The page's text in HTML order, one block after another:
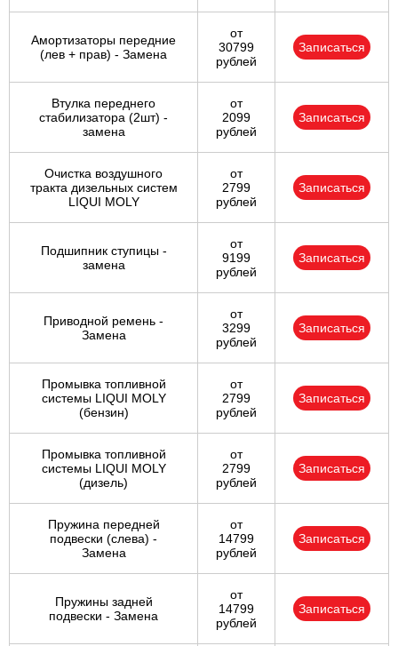
Амортизаторы передние
(лев + прав) - Замена
от
30799
рублей
Записаться
Втулка переднего
стабилизатора (2шт) -
замена
от
2099
рублей
Записаться
Очистка воздушного
тракта дизельных систем
LIQUI MOLY
от
2799
рублей
Записаться
Подшипник ступицы -
замена
от
9199
рублей
Записаться
Приводной ремень -
Замена
от
3299
рублей
Записаться
Промывка топливной
системы LIQUI MOLY
(бензин)
от
2799
рублей
Записаться
Промывка топливной
системы LIQUI MOLY
(дизель)
от
2799
рублей
Записаться
Пружина передней
подвески (слева) -
Замена
от
14799
рублей
Записаться
Пружины задней
подвески - Замена
от
14799
рублей
Записаться